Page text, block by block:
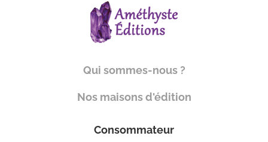
Qui sommes-nous ?
Nos maisons d'édition
Consommateur